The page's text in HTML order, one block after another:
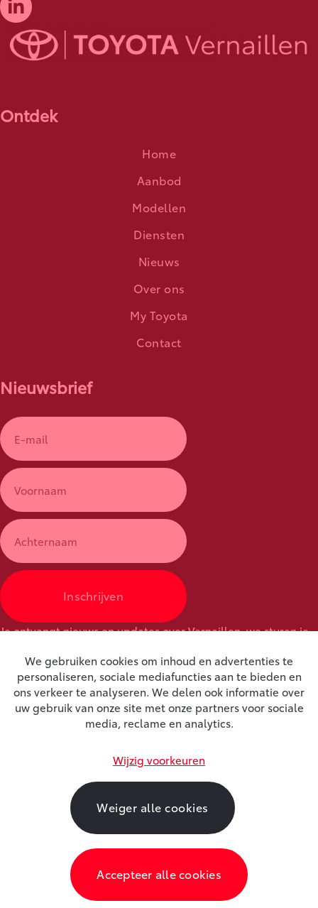
We gebruiken cookies om inhoud en advertenties te
personaliseren, sociale mediafuncties aan te bieden en
ons verkeer te analyseren. We delen ook informatie over
uw gebruik van onze site met onze partners voor sociale
media, reclame en analytics.
Wijzig voorkeuren
Weiger alle cookies
Accepteer alle cookies
Ontdek
Home
Aanbod
Modellen
Diensten
Nieuws
Over ons
My Toyota
Contact
Nieuwsbrief
Inschrijven
Je ontvangt nieuws en updates over Vernaillen, we sturen je
Privacy|Disclaimer